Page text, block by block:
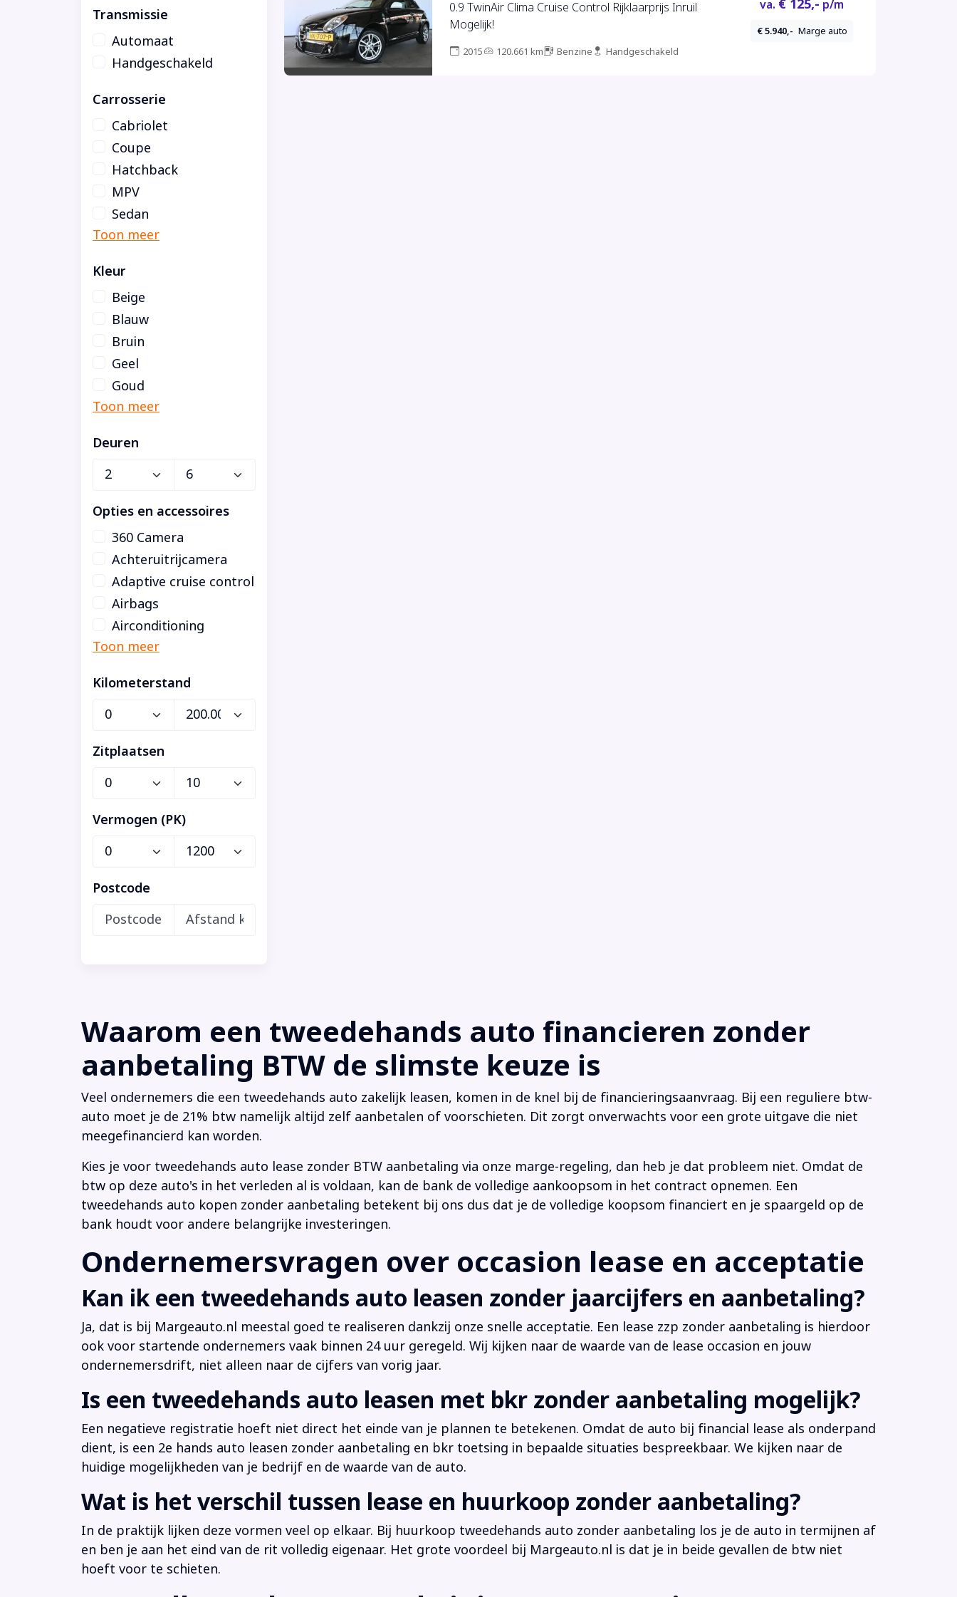
Transmissie
Automaat
Handgeschakeld
Carrosserie
Cabriolet
Coupe
Hatchback
MPV
Sedan
Kleur
Beige
Blauw
Bruin
Geel
Goud
Deuren
Opties en accessoires
360 Camera
Achteruitrijcamera
Adaptive cruise control
Airbags
Airconditioning
Kilometerstand
Zitplaatsen
Vermogen (PK)
Postcode
0.9 TwinAir Clima Cruise Control Rijklaarprijs Inruil
Mogelijk!
2015 120.661 km Benzine Handgeschakeld
va. € 125,- p/m
€ 5.940,- Marge auto
Waarom een tweedehands auto financieren zonder
aanbetaling BTW de slimste keuze is
Veel ondernemers die een tweedehands auto zakelijk leasen, komen in de knel bij de financieringsaanvraag. Bij een reguliere btw-
auto moet je de 21% btw namelijk altijd zelf aanbetalen of voorschieten. Dit zorgt onverwachts voor een grote uitgave die niet
meegefinancierd kan worden.
Kies je voor tweedehands auto lease zonder BTW aanbetaling via onze marge-regeling, dan heb je dat probleem niet. Omdat de
btw op deze auto's in het verleden al is voldaan, kan de bank de volledige aankoopsom in het contract opnemen. Een
tweedehands auto kopen zonder aanbetaling betekent bij ons dus dat je de volledige koopsom financiert en je spaargeld op de
bank houdt voor andere belangrijke investeringen.
Ondernemersvragen over occasion lease en acceptatie
Kan ik een tweedehands auto leasen zonder jaarcijfers en aanbetaling?
Ja, dat is bij Margeauto.nl meestal goed te realiseren dankzij onze snelle acceptatie. Een lease zzp zonder aanbetaling is hierdoor
ook voor startende ondernemers vaak binnen 24 uur geregeld. Wij kijken naar de waarde van de lease occasion en jouw
ondernemersdrift, niet alleen naar de cijfers van vorig jaar.
Is een tweedehands auto leasen met bkr zonder aanbetaling mogelijk?
Een negatieve registratie hoeft niet direct het einde van je plannen te betekenen. Omdat de auto bij financial lease als onderpand
dient, is een 2e hands auto leasen zonder aanbetaling en bkr toetsing in bepaalde situaties bespreekbaar. We kijken naar de
huidige mogelijkheden van je bedrijf en de waarde van de auto.
Wat is het verschil tussen lease en huurkoop zonder aanbetaling?
In de praktijk lijken deze vormen veel op elkaar. Bij huurkoop tweedehands auto zonder aanbetaling los je de auto in termijnen af
en ben je aan het eind van de rit volledig eigenaar. Het grote voordeel bij Margeauto.nl is dat je in beide gevallen de btw niet
hoeft voor te schieten.